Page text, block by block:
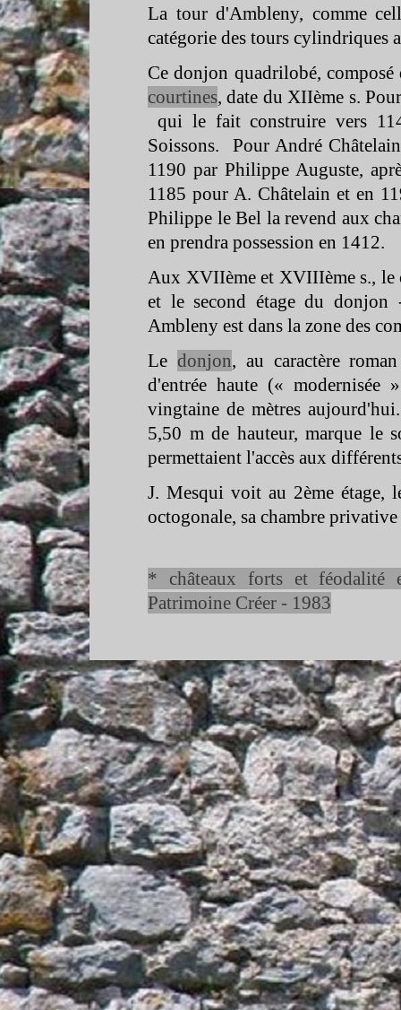
La tour d'Ambleny, comme
catégorie des tours cylindriques
Ce donjon quadrilobé, composé
courtines, date du XIIème s.
qui le fait construire vers
Soissons. Pour André
1190 par Philippe Auguste,
1185 pour A. Châtelain et en
Philippe le Bel la revend aux
en prendra possession en 1412.
Aux XVIIème et XVIIIème s., le
et le second étage du donjon
Ambleny est dans la zone des
Le donjon, au caractère
d'entrée haute (« modernisée
vingtaine de mètres
5,50 m de hauteur, marque le
permettaient l'accès aux
J. Mesqui voit au 2ème étage,
octogonale, sa chambre
* châteaux forts et féodalité
Patrimoine Créer - 1983